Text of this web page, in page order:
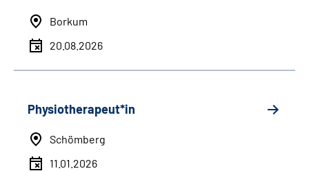
Borkum
20.08.2026
Physiotherapeut*in
Schömberg
11.01.2026